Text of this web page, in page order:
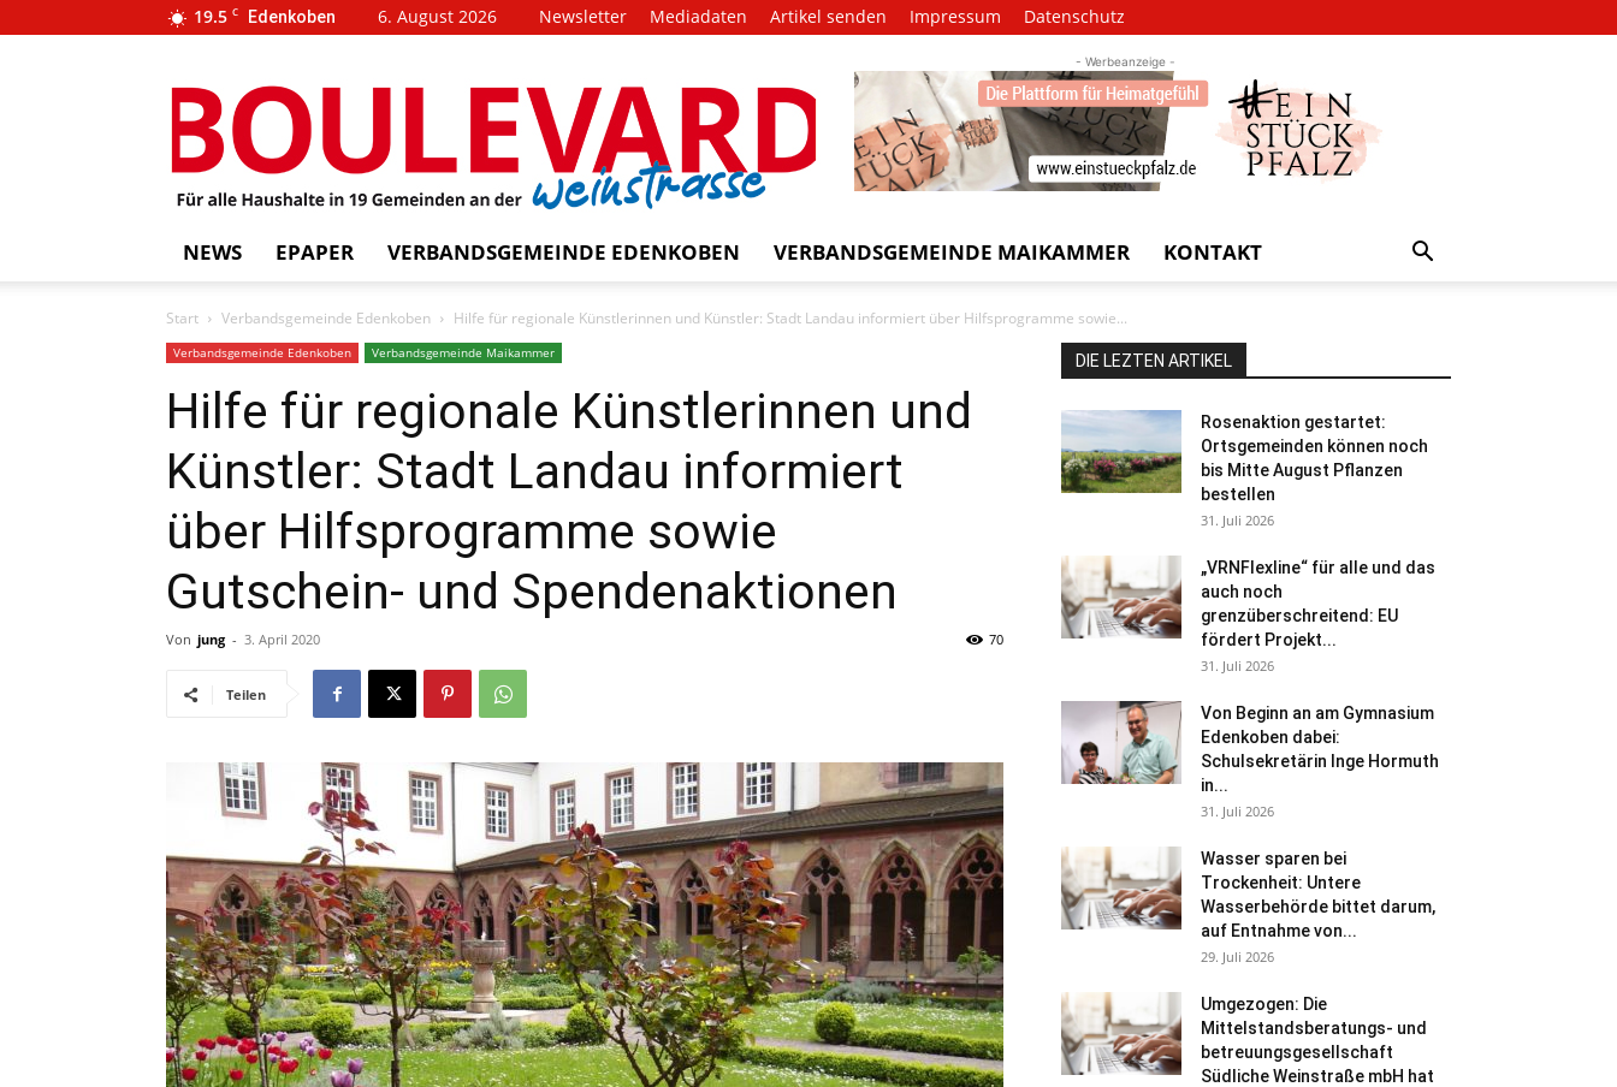
19.5 C Edenkoben 6. August 2026 Newsletter Mediadaten Artikel senden Impressum Datenschutz
BOULEVARD
weinstrasse!
- Werbeanzeige -
NEWS EPAPER VERBANDSGEMEINDE EDENKOBEN VERBANDSGEMEINDE MAIKAMMER KONTAKT
Start Verbandsgemeinde Edenkoben Hilfe für regionale Künstlerinnen und Künstler: Stadt Landau informiert über Hilfsprogramme sowie...
Verbandsgemeinde Edenkoben Verbandsgemeinde Maikammer
Hilfe für regionale Künstlerinnen und
Künstler: Stadt Landau informiert
über Hilfsprogramme sowie
Gutschein- und Spendenaktionen
Von jung - 3. April 2020 70
Teilen
DIE LEZTEN ARTIKEL
Rosenaktion gestartet:
Ortsgemeinden können noch
bis Mitte August Pflanzen
bestellen
31. Juli 2026
„VRNFlexline“ für alle und das
auch noch
grenzüberschreitend: EU
fördert Projekt...
31. Juli 2026
Von Beginn an am Gymnasium
Edenkoben dabei:
Schulsekretärin Inge Hormuth
in...
31. Juli 2026
Wasser sparen bei
Trockenheit: Untere
Wasserbehörde bittet darum,
auf Entnahme von...
29. Juli 2026
Umgezogen: Die
Mittelstandsberatungs- und
betreuungsgesellschaft
Südliche Weinstraße mbH hat